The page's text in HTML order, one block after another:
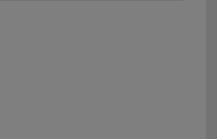
cookie. При этом
cookie. В случае их